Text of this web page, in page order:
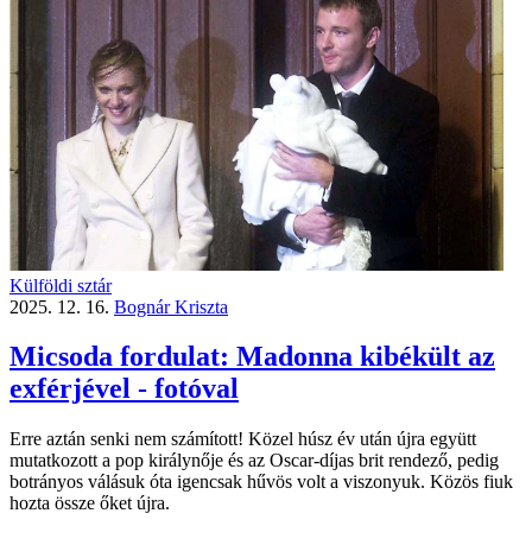
Külföldi sztár
2025. 12. 16. Bognár Kriszta
Micsoda fordulat: Madonna kibékült az
exférjével - fotóval
Erre aztán senki nem számított! Közel húsz év után újra együtt
mutatkozott a pop királynője és az Oscar-díjas brit rendező, pedig
botrányos válásuk óta igencsak hűvös volt a viszonyuk. Közös fiuk
hozta össze őket újra.